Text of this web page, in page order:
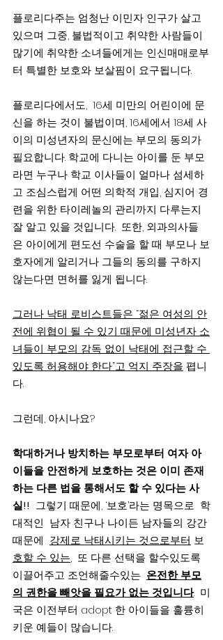
플로리다주는 엄청난 이민자 인구가 살고
있으며 그중, 불법적이고 취약한 사람들이
많기에 취약한 소녀들에게는 인신매매로부
터 특별한 보호와 보살핌이 요구됩니다.
플로리다에서도,  16세 미만의 어린이에 문
신을 하는 것이 불법이며, 16세에서 18세 사
이의 미성년자의 문신에는 부모의 동의가
필요합니다. 학교에 다니는 아이를 둔 부모
라면 누구나 학교 이사들이 얼마나 섬세하
고 조심스럽게 어떤 의학적 개입, 심지어 경
련을 위한 타이레놀의 관리까지 다루는지
잘 알고 있을 것입니다.  또한, 외과의사들
은 아이에게 편도선 수술을 할 때 부모나 보
호자에게 알리거나 그들의 동의를 구하지
않는다면 면허를 잃게 됩니다.
그러나 낙태 로비스트들은 “젊은 여성의 안
전에 위협이 될 수 있기 때문에 미성년자 소
녀들이 부모의 감독 없이 낙태에 접근할 수
있도록 허용해야 한다”고 억지 주장을 폅니
다.
그런데, 아시나요?
학대하거나 방치하는 부모로부터 여자 아
이들을 안전하게 보호하는 것은 이미 존재
하는 다른 법을 통해서도 할 수 있다는 사
실!!
  그렇기 때문에, ‘보호’라는 명목으로  학
대적인  남자 친구나 나이든 남자들의 강간
때문에 강제로 낙태시키는 것으로부터 보
호할 수 있는,  또 다른 선택을 할수있도록
이끌어주고 조언해줄수있는 온전한 부모
의 권한을 빼앗을 필요가 없는 것입니다.  미
국은 이전부터 adopt 한 아이들을 훌륭히
키운 예들이 많습니다.